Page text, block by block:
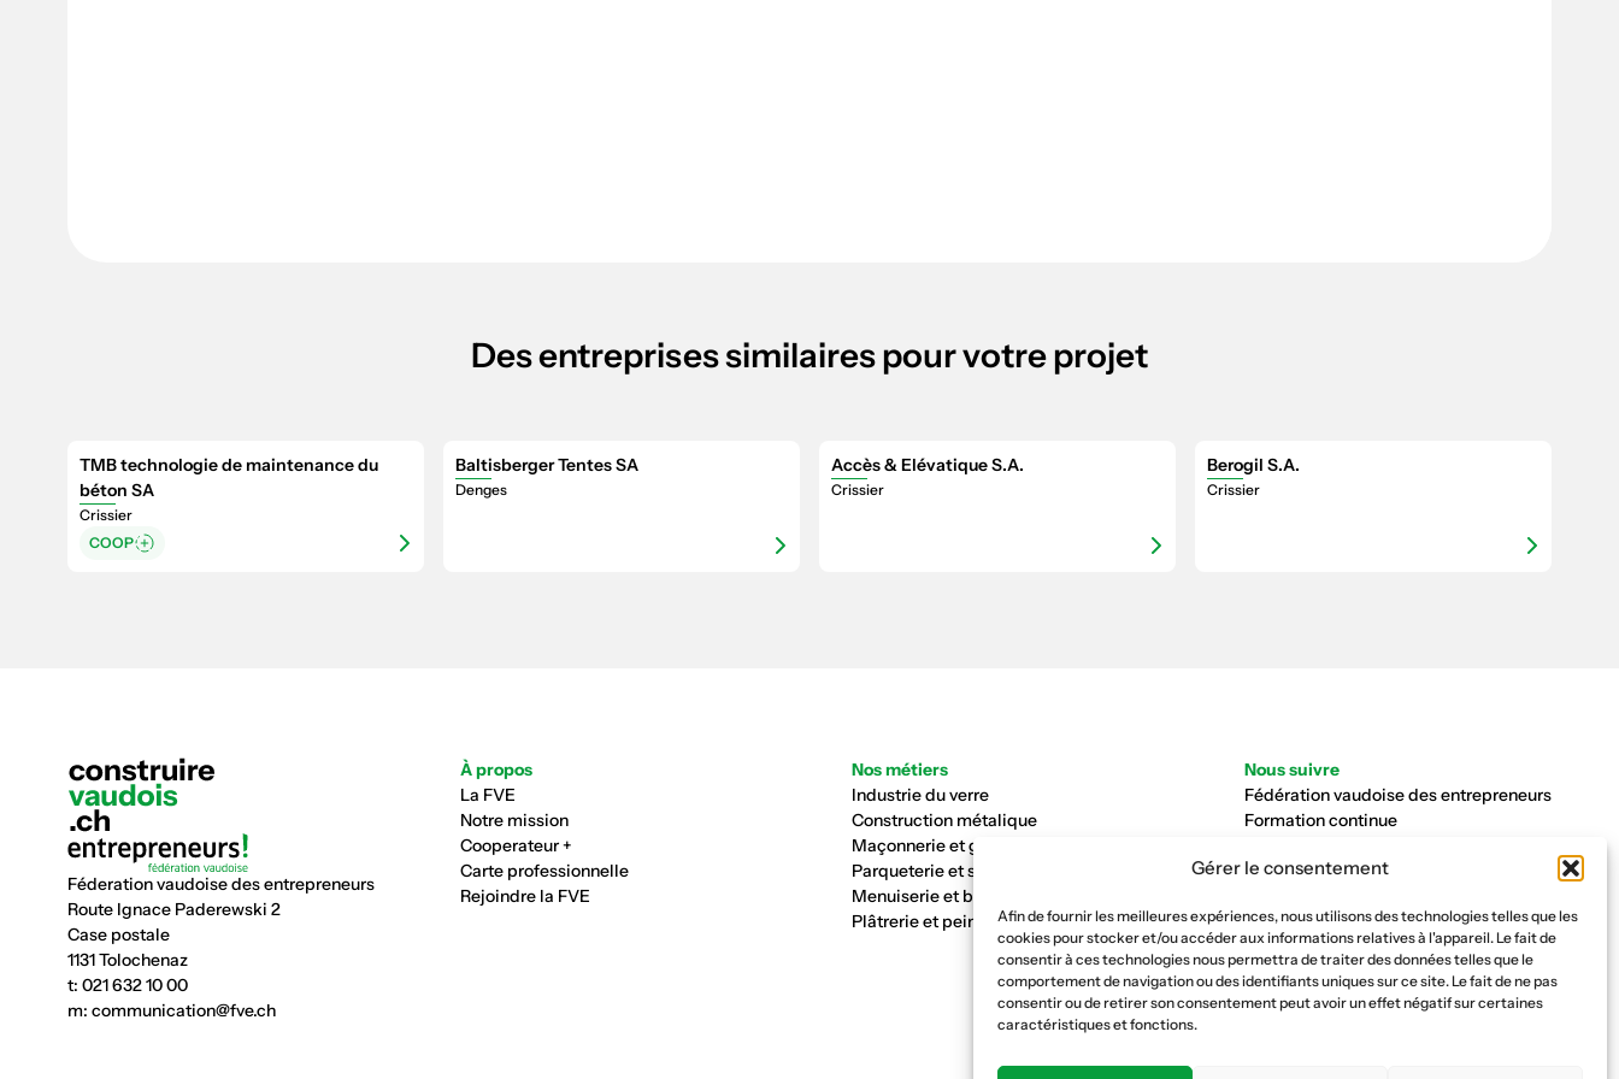
Gérer le consentement
Afin de fournir les meilleures expériences, nous utilisons des technologies telles que les
cookies pour stocker et/ou accéder aux informations relatives à l'appareil. Le fait de
consentir à ces technologies nous permettra de traiter des données telles que le
comportement de navigation ou des identifiants uniques sur ce site. Le fait de ne pas
consentir ou de retirer son consentement peut avoir un effet négatif sur certaines
caractéristiques et fonctions.
Des entreprises similaires pour votre projet
TMB technologie de maintenance du
béton SA
Crissier
COOP
Baltisberger Tentes SA
Denges
Accès & Elévatique S.A.
Crissier
Berogil S.A.
Crissier
Féderation vaudoise des entrepreneurs
Route Ignace Paderewski 2
Case postale
1131 Tolochenaz
t: 021 632 10 00
m: communication@fve.ch
À propos
La FVE
Notre mission
Cooperateur +
Carte professionnelle
Rejoindre la FVE
Nos métiers
Industrie du verre
Construction métalique
Maçonnerie et génie civil
Parqueterie et sols
Menuiserie et bois
Plâtrerie et peinture
Nous suivre
Fédération vaudoise des entrepreneurs
Formation continue
Caisse AVS 66.1